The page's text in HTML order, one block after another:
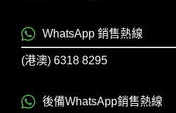
WhatsApp 銷售熱線
(港澳) 6318 8295
後備WhatsApp銷售熱線